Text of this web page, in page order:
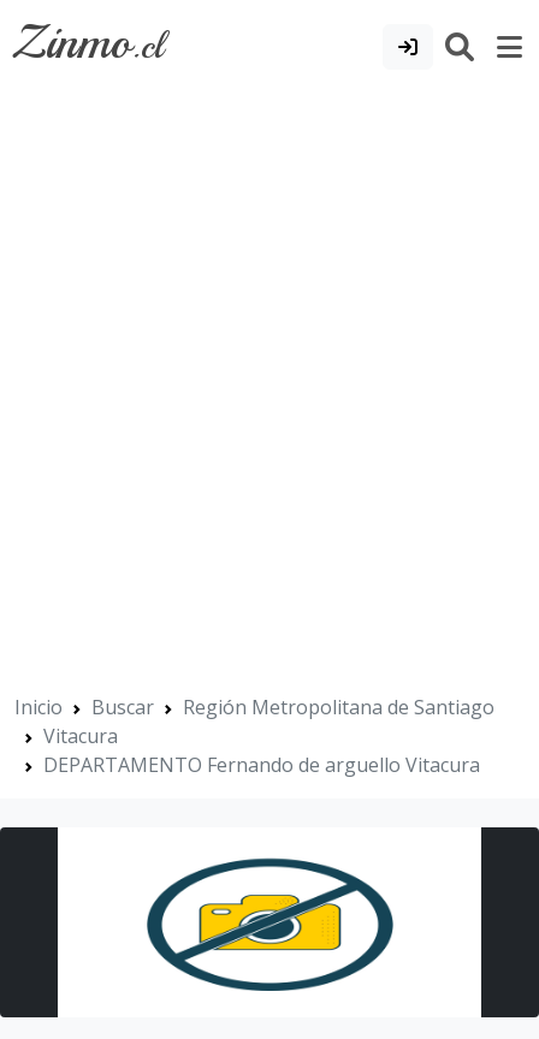
Zinmo.cl
Inicio Buscar
Región Metropolitana de Santiago
Vitacura
DEPARTAMENTO Fernando de arguello Vitacura